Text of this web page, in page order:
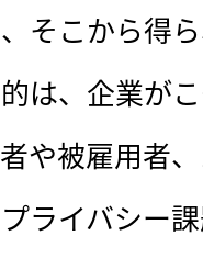
そこから得
は、企業が
や被雇用者
ライバシー